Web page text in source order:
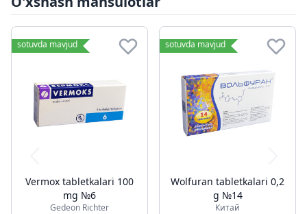
sotuvda mavjud
Vermox tabletkalari 100
mg №6
Gedeon Richter
sotuvda mavjud
Wolfuran tabletkalari 0,2
g №14
Китай